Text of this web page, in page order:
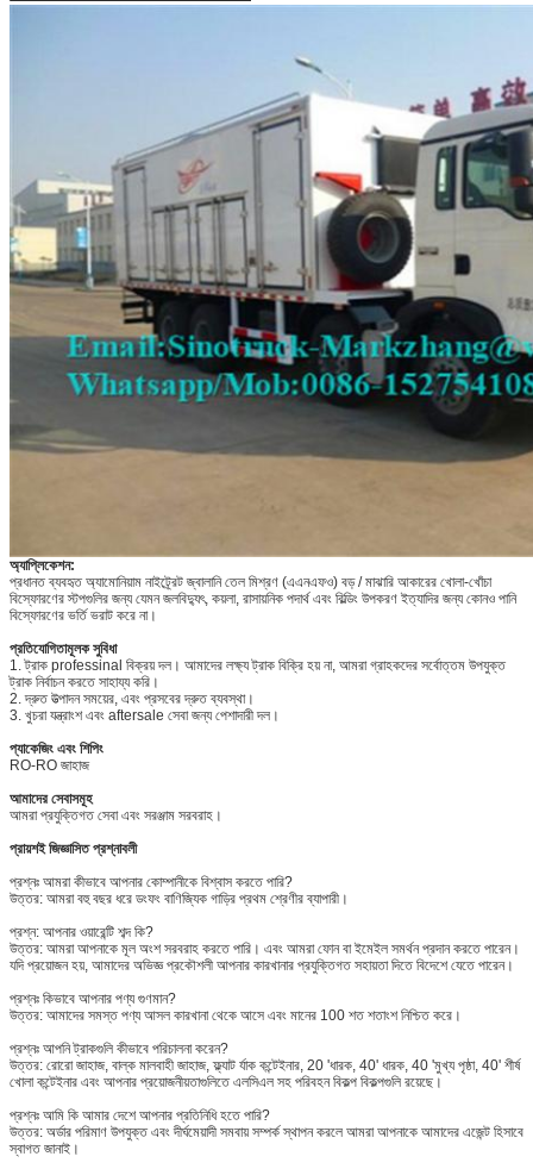
অ্যাপ্লিকেশন:
প্রধানত ব্যবহৃত অ্যামোনিয়াম নাইট্র্রেট জ্বালানি তেল মিশ্রণ (এএনএফও) বড় / মাঝারি আকারের খোলা-খোঁচা
বিস্ফোরণের স্টপগুলির জন্য যেমন জলবিদ্যুৎ, কয়লা, রাসায়নিক পদার্থ এবং বিল্ডিং উপকরণ ইত্যাদির জন্য কোনও পানি
বিস্ফোরণের ভর্তি ভরাট করে না।
প্রতিযোগিতামূলক সুবিধা
1. ট্রাক professinal বিক্রয় দল। আমাদের লক্ষ্য ট্রাক বিক্রি হয় না, আমরা গ্রাহকদের সর্বোত্তম উপযুক্ত
ট্রাক নির্বাচন করতে সাহায্য করি।
2. দ্রুত উত্পাদন সময়ের, এবং প্রসবের দ্রুত ব্যবস্থা।
3. খুচরা যন্ত্রাংশ এবং aftersale সেবা জন্য পেশাদারী দল।
প্যাকেজিং এবং শিপিং
RO-RO জাহাজ
আমাদের সেবাসমূহ
আমরা প্রযুক্তিগত সেবা এবং সরঞ্জাম সরবরাহ।
প্রায়শই জিজ্ঞাসিত প্রশ্নাবলী
প্রশ্নঃ আমরা কীভাবে আপনার কোম্পানীকে বিশ্বাস করতে পারি?
উত্তর: আমরা বহু বছর ধরে ডংফং বাণিজ্যিক গাড়ির প্রথম শ্রেণীর ব্যাপারী।
প্রশ্ন: আপনার ওয়ারেন্টি শব্দ কি?
উত্তর: আমরা আপনাকে মূল অংশ সরবরাহ করতে পারি। এবং আমরা ফোন বা ইমেইল সমর্থন প্রদান করতে পারেন।
যদি প্রয়োজন হয়, আমাদের অভিজ্ঞ প্রকৌশলী আপনার কারখানার প্রযুক্তিগত সহায়তা দিতে বিদেশে যেতে পারেন।
প্রশ্নঃ কিভাবে আপনার পণ্য গুণমান?
উত্তর: আমাদের সমস্ত পণ্য আসল কারখানা থেকে আসে এবং মানের 100 শত শতাংশ নিশ্চিত করে।
প্রশ্নঃ আপনি ট্রাকগুলি কীভাবে পরিচালনা করেন?
উত্তর: রোরো জাহাজ, বাল্ক মালবাহী জাহাজ, ফ্ল্যাট র্যাক কন্টেইনার, 20 'ধারক, 40' ধারক, 40 'মুখ্য পৃষ্ঠা, 40' শীর্ষ
খোলা কন্টেইনার এবং আপনার প্রয়োজনীয়তাগুলিতে এলসিএল সহ পরিবহন বিকল্প বিকল্পগুলি রয়েছে।
প্রশ্নঃ আমি কি আমার দেশে আপনার প্রতিনিধি হতে পারি?
উত্তর: অর্ডার পরিমাণ উপযুক্ত এবং দীর্ঘমেয়াদী সমবায় সম্পর্ক স্থাপন করলে আমরা আপনাকে আমাদের এজেন্ট হিসাবে
স্বাগত জানাই।